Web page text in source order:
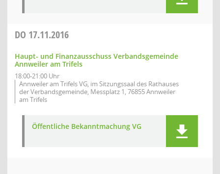
DO 17.11.2016
Haupt- und Finanzausschuss Verbandsgemeinde
Annweiler am Trifels
18:00-21:00 Uhr
Annweiler am Trifels VG, im Sitzungssaal des Rathauses
der Verbandsgemeinde, Messplatz 1, 76855 Annweiler
am Trifels
Öffentliche Bekanntmachung VG